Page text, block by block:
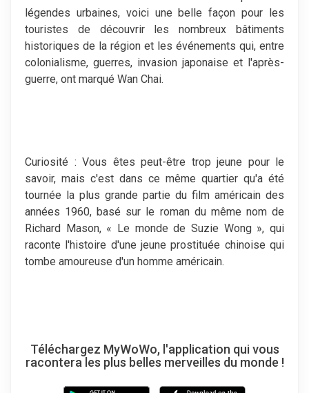
légendes urbaines, voici une belle façon pour les
touristes de découvrir les nombreux bâtiments
historiques de la région et les événements qui, entre
colonialisme, guerres, invasion japonaise et l'après-
guerre, ont marqué Wan Chai.
Curiosité : Vous êtes peut-être trop jeune pour le
savoir, mais c'est dans ce même quartier qu'a été
tournée la plus grande partie du film américain des
années 1960, basé sur le roman du même nom de
Richard Mason, « Le monde de Suzie Wong », qui
raconte l'histoire d'une jeune prostituée chinoise qui
tombe amoureuse d'un homme américain.
Téléchargez MyWoWo, l'application qui vous
racontera les plus belles merveilles du monde !